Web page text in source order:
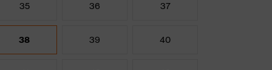
35 36 37
38 39 40